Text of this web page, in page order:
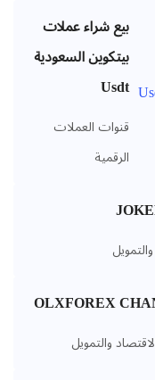
بيع شراء عملات
بيتكوين السعودية
قنوات العملات
الرقمية
OLXFOREX
والتمويل